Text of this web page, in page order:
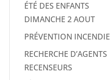
ÉTÉ DES ENFANTS
DIMANCHE 2 AOUT
PRÉVENTION INCENDIE
RECHERCHE D’AGENTS
RECENSEURS